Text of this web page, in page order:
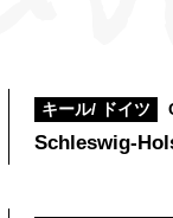
キール/ ドイツ
Schleswig-